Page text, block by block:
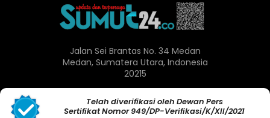
Jalan Sei Brantas No. 34 Medan
Medan, Sumatera Utara, Indonesia
20215
Telah diverifikasi oleh Dewan Pers
Sertifikat Nomor 949/DP-Verifikasi/K/XII/2021